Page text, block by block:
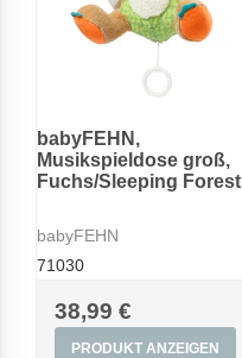
babyFEHN,
Musikspieldose groß,
Fuchs/Sleeping Forest
babyFEHN
71030
38,99 €
PRODUKT ANZEIGEN